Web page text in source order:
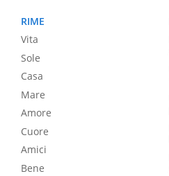
RIME
Vita
Sole
Casa
Mare
Amore
Cuore
Amici
Bene